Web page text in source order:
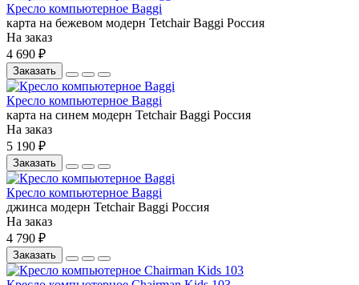
Кресло компьютерное Baggi
карта на бежевом модерн Tetchair Baggi Россия
На заказ
4 690 ₽
Заказать
Кресло компьютерное Baggi
карта на синем модерн Tetchair Baggi Россия
На заказ
5 190 ₽
Заказать
Кресло компьютерное Baggi
джинса модерн Tetchair Baggi Россия
На заказ
4 790 ₽
Заказать